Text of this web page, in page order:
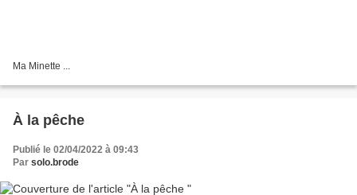
Ma Minette ...
À la pêche
Publié le 02/04/2022 à 09:43
Par solo.brode